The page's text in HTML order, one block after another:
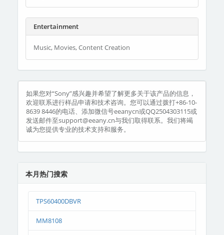
Entertainment
Music, Movies, Content Creation
如果您对“Sony”感兴趣并希望了解更多关于该产品的信息，
欢迎联系进行样品申请和技术咨询。您可以通过拨打+86-10-
8639 8446的电话、添加微信号eeanycn或QQ2504303115或
发送邮件至support@eeany.cn与我们取得联系。我们将竭
诚为您提供专业的技术支持和服务。
本月热门搜索
TPS60400DBVR
MM8108